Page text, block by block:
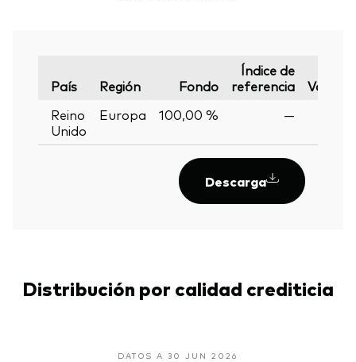
País Región Fondo
Índice de
referencia
Reino
Unido
Europa 100,00 % —
Descarga
Distribución por calidad crediticia
DATOS A 30 JUN 2026